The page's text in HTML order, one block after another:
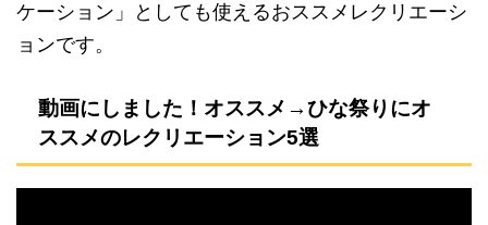
ケーション」としても使えるおススメレクリエーシ
ョンです。
動画にしました！オススメ→ひな祭りにオ
ススメのレクリエーション5選